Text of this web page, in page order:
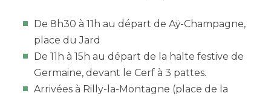
De 8h30 à 11h au départ de Aÿ-Champagne,
place du Jard
De 11h à 15h au départ de la halte festive de
Germaine, devant le Cerf à 3 pattes.
Arrivées à Rilly-la-Montagne (place de la